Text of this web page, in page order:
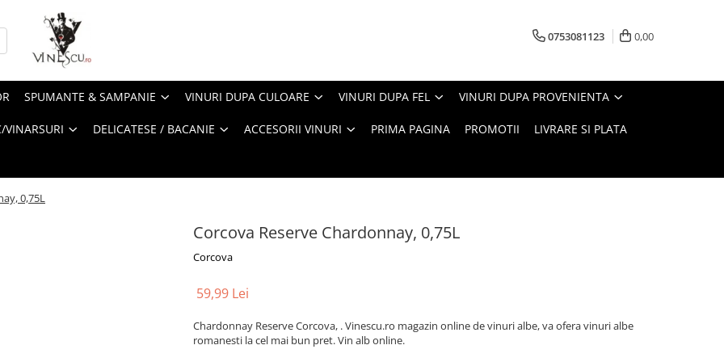
0753081123 0,00
SPUMANTE & SAMPANIE VINURI DUPA CULOARE VINURI DUPA FEL VINURI DUPA PROVENIENTA
DELICATESE / BACANIE ACCESORII VINURI PRIMA PAGINA PROMOTII LIVRARE SI PLATA
0,75L
Corcova Reserve Chardonnay, 0,75L
Corcova
59,99 Lei
Chardonnay Reserve Corcova, . Vinescu.ro magazin online de vinuri albe, va ofera vinuri albe
romanesti la cel mai bun pret. Vin alb online.